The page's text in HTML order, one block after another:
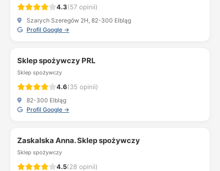
4.3(57 opinii)
Szarych Szeregów 2H, 82-300 Elbląg
Profil Google →
Sklep spożywczy PRL
Sklep spożywczy
4.6(35 opinii)
82-300 Elbląg
Profil Google →
Zaskalska Anna. Sklep spożywczy
Sklep spożywczy
4.5(28 opinii)